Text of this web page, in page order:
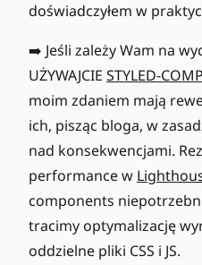
doświadczyłem w
➡️ Jeśli zależy Wam na
UŻYWAJCIE STYLED-
moim zdaniem mają
ich, pisząc bloga, w
nad konsekwencjami.
performance w
components
tracimy optymalizację
oddzielne pliki CSS i JS.